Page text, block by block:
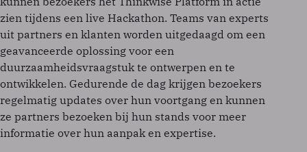
zien tijdens een live Hackathon. Teams van experts
uit partners en klanten worden uitgedaagd om een
geavanceerde oplossing voor een
duurzaamheidsvraagstuk te ontwerpen en te
ontwikkelen. Gedurende de dag krijgen bezoekers
regelmatig updates over hun voortgang en kunnen
ze partners bezoeken bij hun stands voor meer
informatie over hun aanpak en expertise.